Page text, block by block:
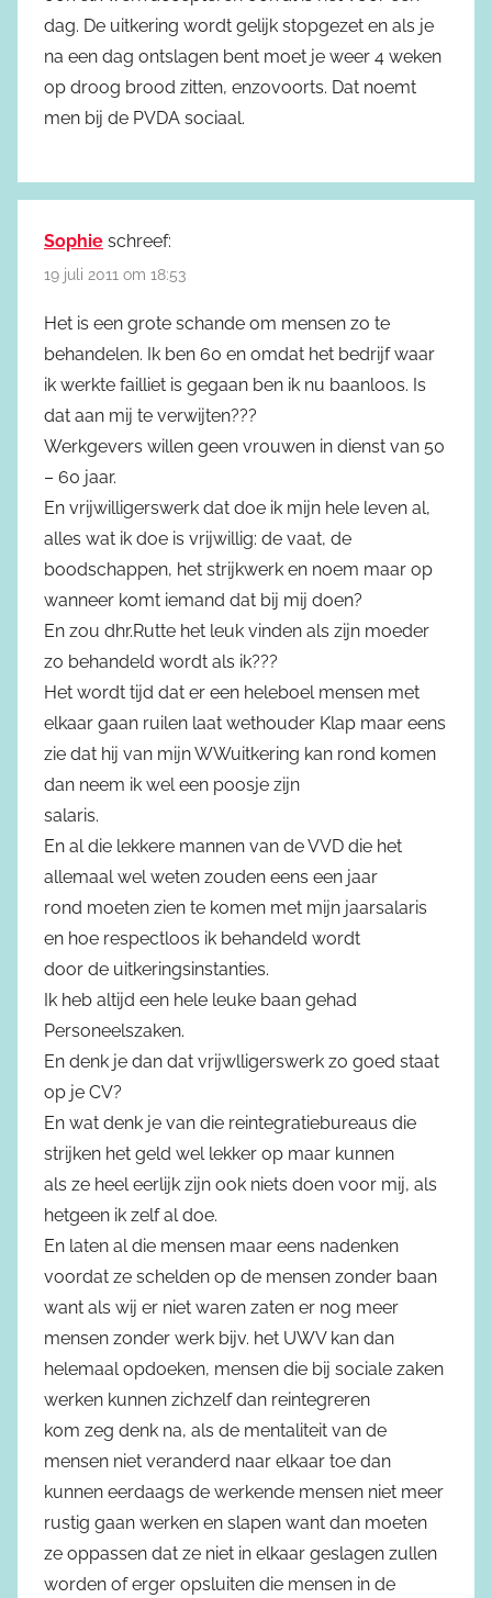
dag. De uitkering wordt gelijk stopgezet en als je
na een dag ontslagen bent moet je weer 4 weken
op droog brood zitten, enzovoorts. Dat noemt
men bij de PVDA sociaal.
Sophie schreef:
19 juli 2011 om 18:53
Het is een grote schande om mensen zo te
behandelen. Ik ben 60 en omdat het bedrijf waar
ik werkte failliet is gegaan ben ik nu baanloos. Is
dat aan mij te verwijten???
Werkgevers willen geen vrouwen in dienst van 50
– 60 jaar.
En vrijwilligerswerk dat doe ik mijn hele leven al,
alles wat ik doe is vrijwillig: de vaat, de
boodschappen, het strijkwerk en noem maar op
wanneer komt iemand dat bij mij doen?
En zou dhr.Rutte het leuk vinden als zijn moeder
zo behandeld wordt als ik???
Het wordt tijd dat er een heleboel mensen met
elkaar gaan ruilen laat wethouder Klap maar eens
zie dat hij van mijn WWuitkering kan rond komen
dan neem ik wel een poosje zijn
salaris.
En al die lekkere mannen van de VVD die het
allemaal wel weten zouden eens een jaar
rond moeten zien te komen met mijn jaarsalaris
en hoe respectloos ik behandeld wordt
door de uitkeringsinstanties.
Ik heb altijd een hele leuke baan gehad
Personeelszaken.
En denk je dan dat vrijwlligerswerk zo goed staat
op je CV?
En wat denk je van die reintegratiebureaus die
strijken het geld wel lekker op maar kunnen
als ze heel eerlijk zijn ook niets doen voor mij, als
hetgeen ik zelf al doe.
En laten al die mensen maar eens nadenken
voordat ze schelden op de mensen zonder baan
want als wij er niet waren zaten er nog meer
mensen zonder werk bijv. het UWV kan dan
helemaal opdoeken, mensen die bij sociale zaken
werken kunnen zichzelf dan reintegreren
kom zeg denk na, als de mentaliteit van de
mensen niet veranderd naar elkaar toe dan
kunnen eerdaags de werkende mensen niet meer
rustig gaan werken en slapen want dan moeten
ze oppassen dat ze niet in elkaar geslagen zullen
worden of erger opsluiten die mensen in de